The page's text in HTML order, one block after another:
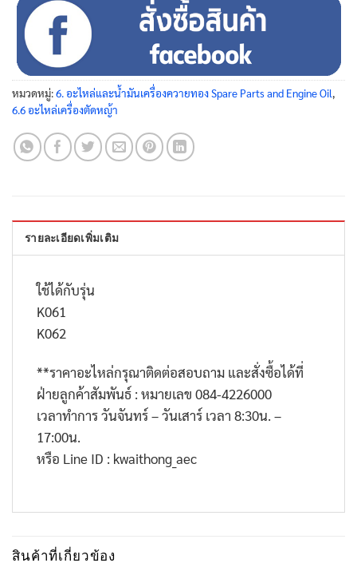
หมวดหมู่:6. อะไหล่และน้ำมันเครื่องควายทอง Spare Parts and Engine Oil
6.6 อะไหล่เครื่องตัดหญ้า
รายละเอียดเพิ่มเติม
ใช้ได้กับรุ่น
K061
K062
**ราคาอะไหล่กรุณาติดต่อสอบถาม และสั่งซื้อได้ที่
ฝ่ายลูกค้าสัมพันธ์ : หมายเลข 084-4226000
เวลาทำการ วันจันทร์ – วันเสาร์ เวลา 8:30น. –
17:00น.
หรือ Line ID : kwaithong_aec
สินค้าที่เกี่ยวข้อง